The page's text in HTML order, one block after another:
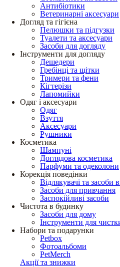
Антибіотики
Ветеринарні аксесуари
Догляд та гігієна
Пелюшки та підгузки
Туалети та аксесуари
Засоби для догляду
Інструменти для догляду
Дешедери
Гребінці та щітки
Тримери та фени
Кігтерізи
Лапомийки
Одяг і аксесуари
Одяг
Взуття
Аксесуари
Рушники
Косметика
Шампуні
Доглядова косметика
Парфуми та одеколони
Корекція поведінки
Відлякувачі та засоби
Засоби для привчання
Заспокійливі засоби
Чистота в будинку
Засоби для дому
Інструменти для
Набори та подарунки
Petbox
Фотоальбоми
PetMerch
Акції та знижки